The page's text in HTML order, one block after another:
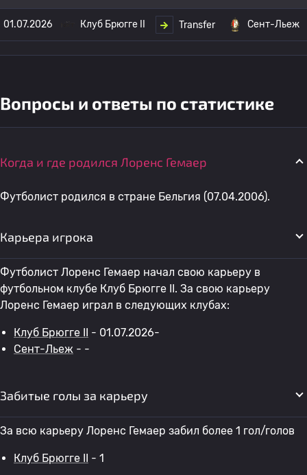
01.07.2026 Клуб Брюгге II Transfer Сент-Льеж
Вопросы и ответы по статистике
Когда и где родился Лоренс Гемаер
Футболист родился в стране Бельгия (07.04.2006).
Карьера игрока
Футболист Лоренс Гемаер начал свою карьеру в
футбольном клубе Клуб Брюгге II. За свою карьеру
Лоренс Гемаер играл в следующих клубах:
Клуб Брюгге II - 01.07.2026-
Сент-Льеж - -
Забитые голы за карьеру
За всю карьеру Лоренс Гемаер забил более 1 гол/голов
Клуб Брюгге II - 1